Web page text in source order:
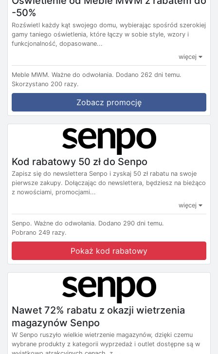
-50%
Rozświetl każdy kąt swojego domu, wybierając spośród szerokiej
gamy taniego oświetlenia, które łączy w sobie style, wzory i
funkcjonalność, dopasowane...
więcej
Meble MWM. Ważne do odwołania. Dodano 262 dni temu.
Skorzystano 200 razy.
Zobacz promocję
Kod rabatowy 50 zł do Senpo
Zapisz się do newslettera Senpo i zyskaj 50 zł rabatu na swoje
pierwsze zakupy. Dołączając do newslettera, będziesz na bieżąco
z nowościami, promocjami...
więcej
Senpo. Ważne do odwołania. Dodano 290 dni temu.
Pobrano 249 razy.
Pokaż kod rabatowy
Nawet 72% rabatu z okazji wietrzenia
magazynów Senpo
W Senpo ruszyło wielkie wietrzenie magazynów, dzięki czemu
wybrane produkty z kategorii wyprzedaż i outlet dostępne są w